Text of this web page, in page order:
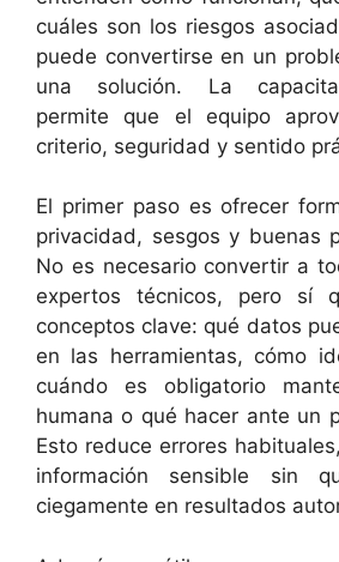
cuáles son los riesgos
puede convertirse en un
una solución. La
permite que el equipo
criterio, seguridad y sentido
El primer paso es ofrecer
privacidad, sesgos y buenas
No es necesario convertir a
expertos técnicos, pero sí
conceptos clave: qué datos
en las herramientas, cómo
cuándo es obligatorio
humana o qué hacer ante un
Esto reduce errores
información sensible sin
ciegamente en resultados